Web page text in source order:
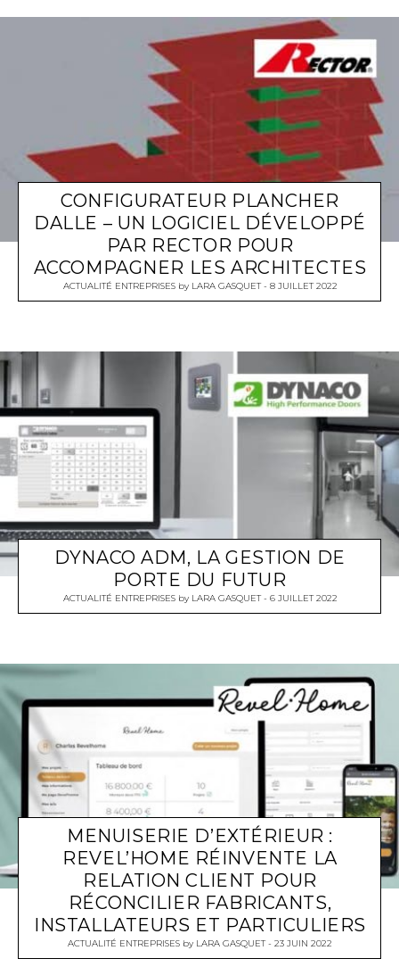
CONFIGURATEUR PLANCHER
DALLE – UN LOGICIEL DÉVELOPPÉ
PAR RECTOR POUR
ACCOMPAGNER LES ARCHITECTES
ACTUALITÉ ENTREPRISESby LARA GASQUET 8 JUILLET 2022
DYNACO ADM, LA GESTION DE
PORTE DU FUTUR
ACTUALITÉ ENTREPRISESby LARA GASQUET 6 JUILLET 2022
MENUISERIE D’EXTÉRIEUR :
REVEL’HOME RÉINVENTE LA
RELATION CLIENT POUR
RÉCONCILIER FABRICANTS,
INSTALLATEURS ET PARTICULIERS
ACTUALITÉ ENTREPRISES by LARA GASQUET 23 JUIN 2022